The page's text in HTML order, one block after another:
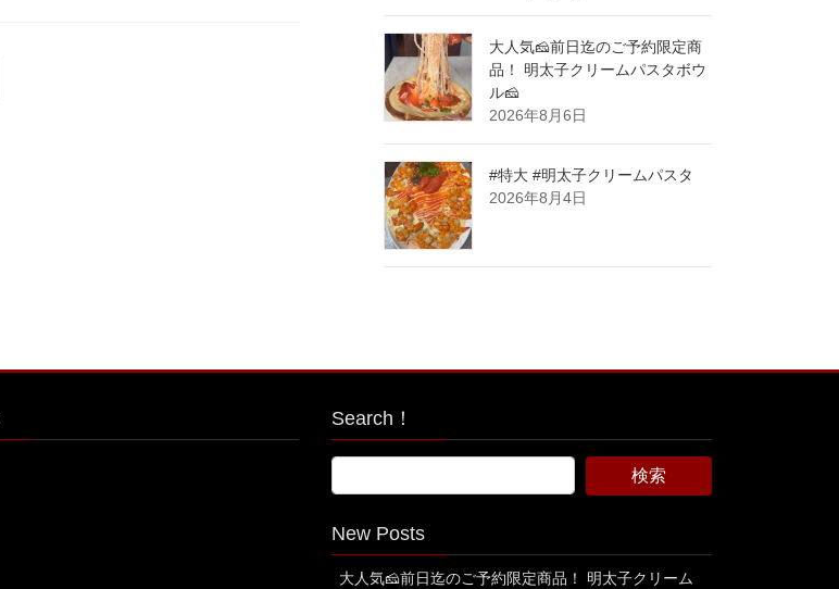
大人気🧀前日迄のご予約限定商
品！ 明太子クリームパスタボウ
ル🧀
2026年8月6日
#特大 #明太子クリームパスタ
2026年8月4日
Search！
New Posts
大人気🧀前日迄のご予約限定商品！ 明太子クリーム